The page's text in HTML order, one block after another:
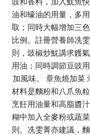
豉和香料，加入魷魚
油和蠔油的用量，多
取；同時大幅增加三
比例。註冊營養師冼
則，豉椒炒魷講求鑊
用油；同時調節豆豉
加風味。 章魚燒加菜
材料是麵粉和八爪魚
烹飪用油量和高脂醬
糊中加入全麥粉或蔬
則。冼雯菁亦建議，